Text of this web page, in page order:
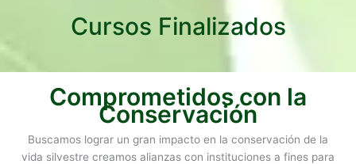
Cursos Finalizados
Comprometidos con la
Conservación
Buscamos lograr un gran impacto en la conservación de la
vida silvestre creamos alianzas con instituciones a fines para